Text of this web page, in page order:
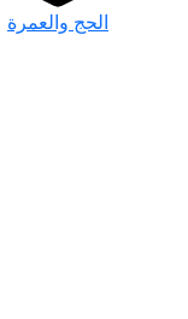
الحج والعمرة